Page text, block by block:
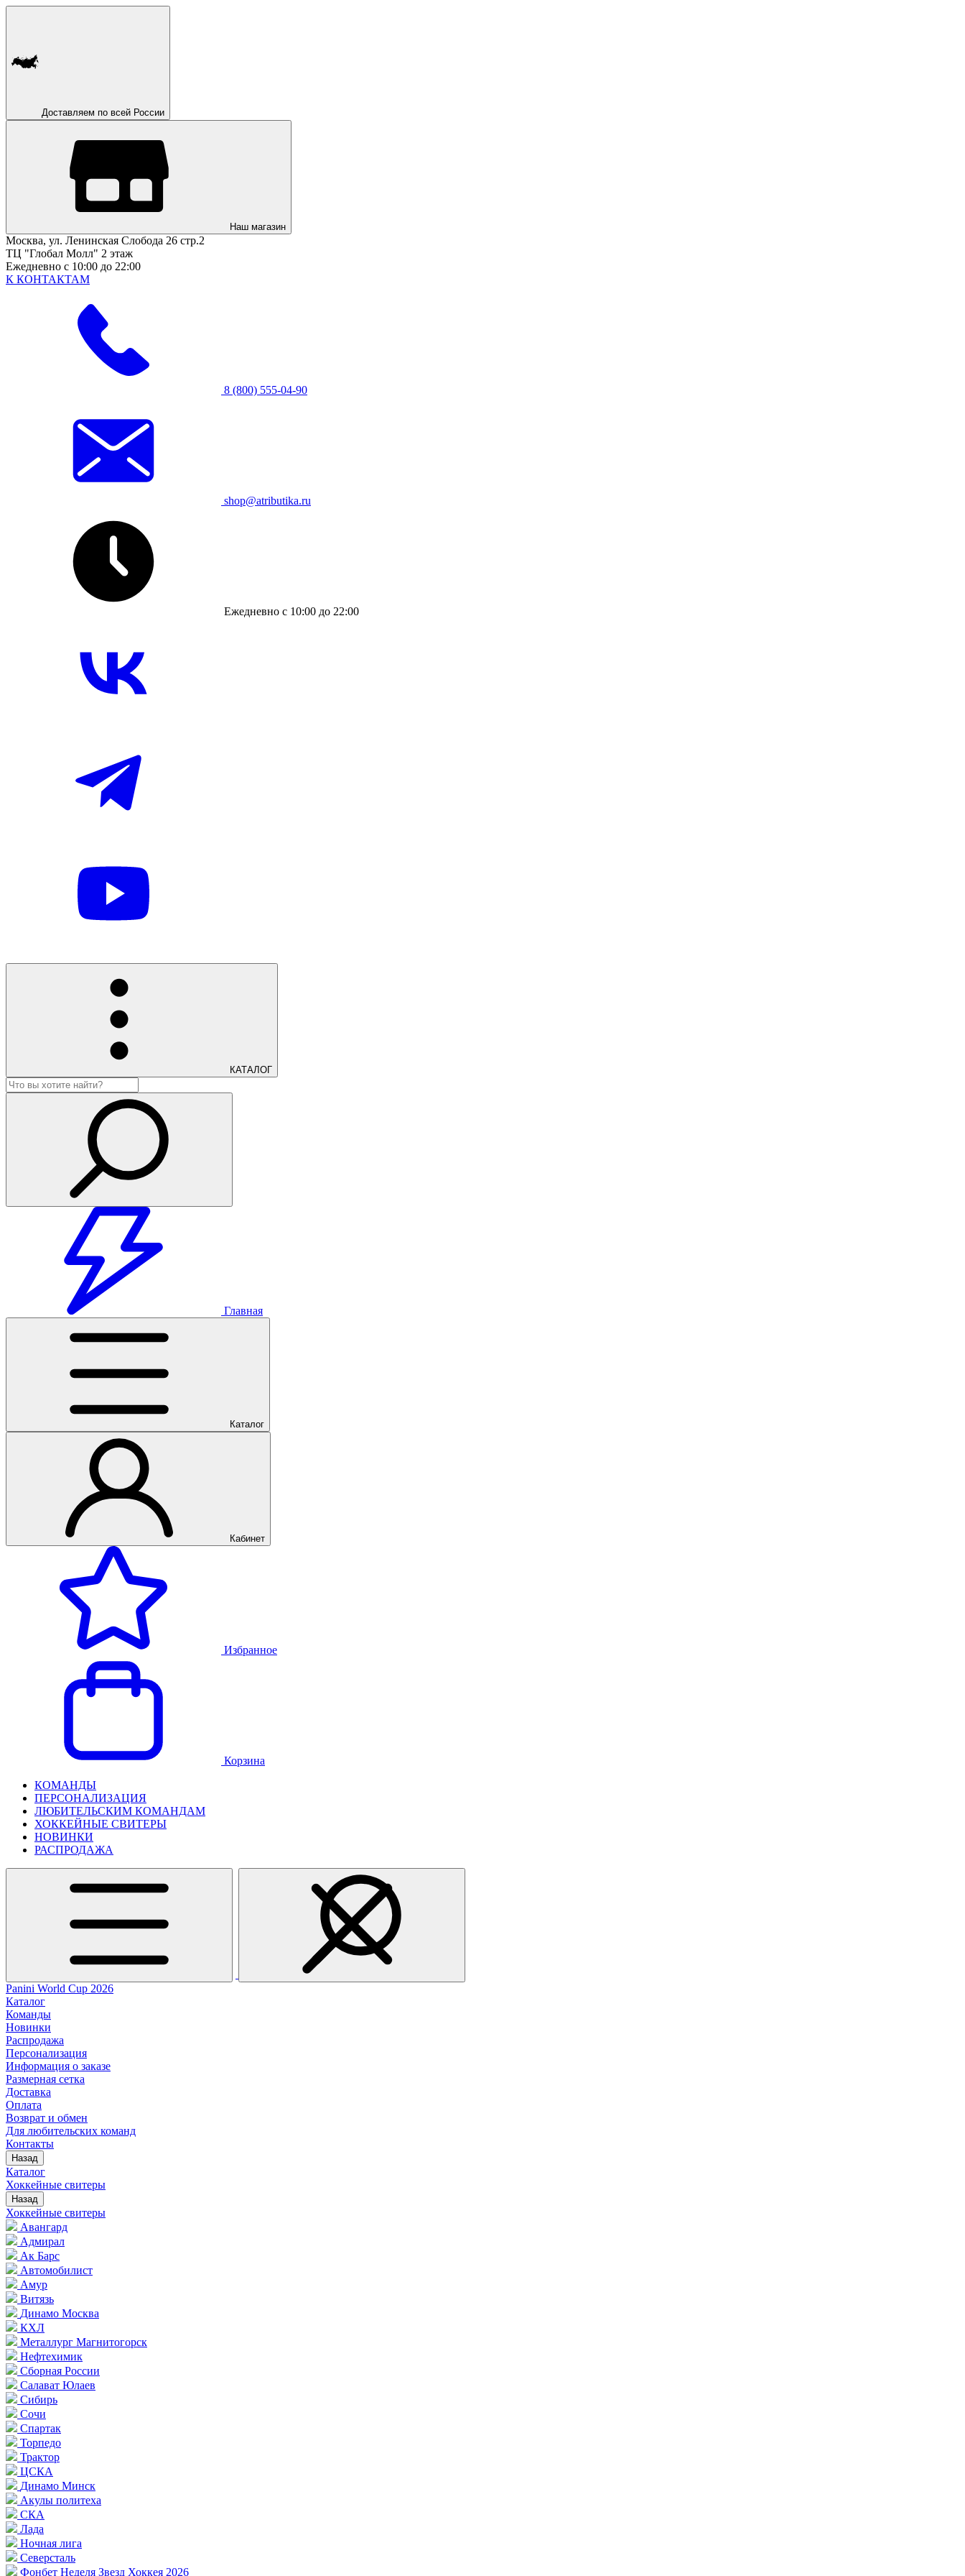
Доставляем по всей России
Наш магазин
Москва, ул. Ленинская Слобода 26 стр.2
ТЦ "Глобал Молл" 2 этаж
Ежедневно с 10:00 до 22:00
К КОНТАКТАМ
8 (800) 555-04-90
shop@atributika.ru
Ежедневно с 10:00 до 22:00
КАТАЛОГ
Главная
Каталог
Кабинет
Избранное
Корзина
КОМАНДЫ
ПЕРСОНАЛИЗАЦИЯ
ЛЮБИТЕЛЬСКИМ КОМАНДАМ
ХОККЕЙНЫЕ СВИТЕРЫ
НОВИНКИ
РАСПРОДАЖА
Panini World Cup 2026
Каталог
Команды
Новинки
Распродажа
Персонализация
Информация о заказе
Размерная сетка
Доставка
Оплата
Возврат и обмен
Для любительских команд
Контакты
Назад
Каталог
Хоккейные свитеры
Назад
Хоккейные свитеры
Авангард
Адмирал
Ак Барс
Автомобилист
Амур
Витязь
Динамо Москва
КХЛ
Металлург Магнитогорск
Нефтехимик
Сборная России
Салават Юлаев
Сибирь
Сочи
Спартак
Торпедо
Трактор
ЦСКА
Динамо Минск
Акулы политеха
СКА
Лада
Ночная лига
Северсталь
Фонбет Неделя Звезд Хоккея 2026